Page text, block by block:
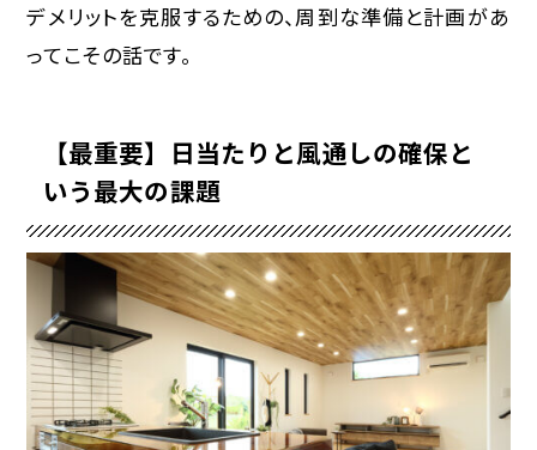
デメリットを克服するための、周到な準備と計画があ
ってこその話です。
【最重要】日当たりと風通しの確保と
いう最大の課題